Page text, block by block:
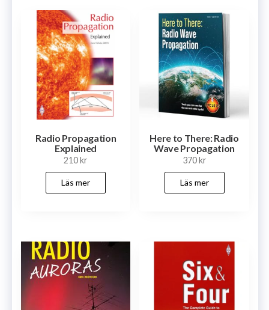
Radio Propagation
Explained
210kr
Läs mer
Here to There: Radio
Wave Propagation
370kr
Läs mer